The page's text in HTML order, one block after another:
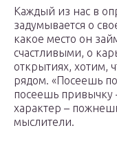
Каждый из нас в
задумывается о
какое место он
счастливыми, о
открытиях, хотим,
рядом. «Посеешь
посеешь привычку
характер –
мыслители.